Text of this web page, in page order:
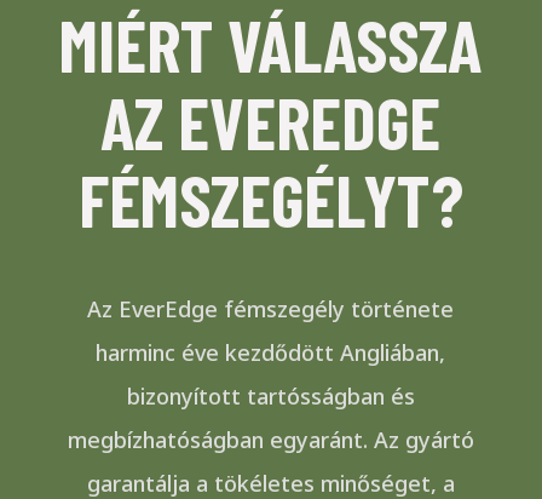
MIÉRT VÁLASSZA
AZ EVEREDGE
FÉMSZEGÉLYT?
Az EverEdge fémszegély története
harminc éve kezdődött Angliában,
bizonyított tartósságban és
megbízhatóságban egyaránt. Az gyártó
garantálja a tökéletes minőséget, a